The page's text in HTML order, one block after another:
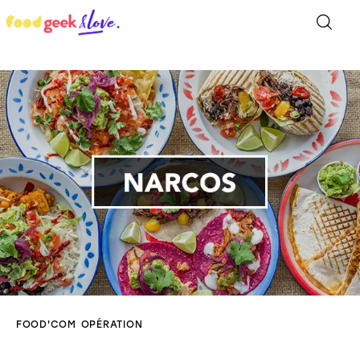
Food’News
Food’Com
Food’Art
Food’Event
Food’Life
FOOD'COM OPÉRATION